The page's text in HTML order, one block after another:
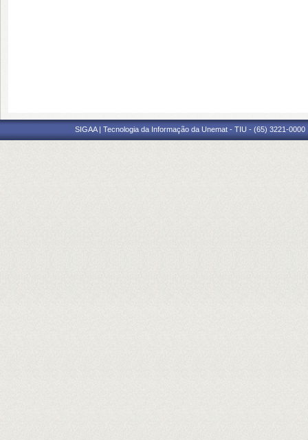
SIGAA | Tecnologia da Informação da Unemat - TIU - (65) 3221-